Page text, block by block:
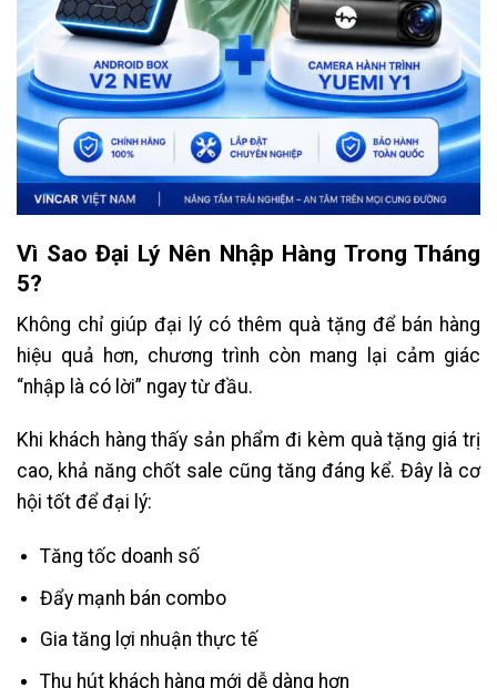
Vì Sao Đại Lý Nên Nhập Hàng Trong Tháng
5?
Không chỉ giúp đại lý có thêm quà tặng để bán hàng
hiệu quả hơn, chương trình còn mang lại cảm giác
“nhập là có lời” ngay từ đầu.
Khi khách hàng thấy sản phẩm đi kèm quà tặng giá trị
cao, khả năng chốt sale cũng tăng đáng kể. Đây là cơ
hội tốt để đại lý:
Tăng tốc doanh số
Đẩy mạnh bán combo
Gia tăng lợi nhuận thực tế
Thu hút khách hàng mới dễ dàng hơn